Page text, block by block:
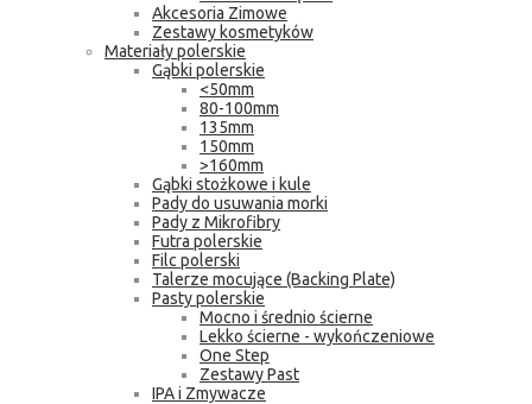
Akcesoria Zimowe
Zestawy kosmetyków
Materiały polerskie
Gąbki polerskie
<50mm
80-100mm
135mm
150mm
>160mm
Gąbki stożkowe i kule
Pady do usuwania morki
Pady z Mikrofibry
Futra polerskie
Filc polerski
Talerze mocujące (Backing Plate)
Pasty polerskie
Mocno i średnio ścierne
Lekko ścierne - wykończeniowe
One Step
Zestawy Past
IPA i Zmywacze